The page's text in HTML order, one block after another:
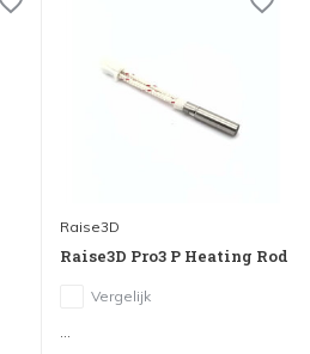
Raise3D
Raise3D Pro3 P Heating Rod
Vergelijk
...